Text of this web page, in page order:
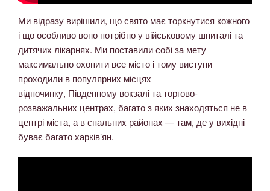
Ми відразу вирішили, що свято має торкнутися кожного
і що особливо воно потрібно у військовому шпиталі та
дитячих лікарнях. Ми поставили собі за мету
максимально охопити все місто і тому виступи
проходили в популярних місцях
відпочинку, Південному вокзалі та торгово-
розважальних центрах, багато з яких знаходяться не в
центрі міста, а в спальних районах — там, де у вихідні
буває багато харків’ян.